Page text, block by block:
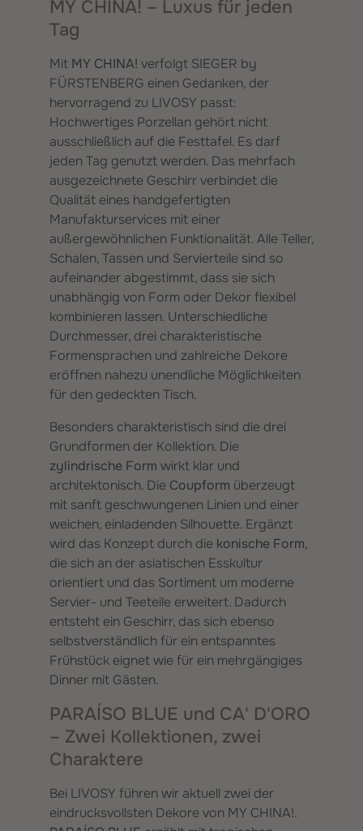
MY CHINA! – Luxus für jeden
Tag
Mit MY CHINA! verfolgt SIEGER by
FÜRSTENBERG einen Gedanken, der
hervorragend zu LIVOSY passt:
Hochwertiges Porzellan gehört nicht
ausschließlich auf die Festtafel. Es darf
jeden Tag genutzt werden. Das mehrfach
ausgezeichnete Geschirr verbindet die
Qualität eines handgefertigten
Manufakturservices mit einer
außergewöhnlichen Funktionalität. Alle Teller,
Schalen, Tassen und Servierteile sind so
aufeinander abgestimmt, dass sie sich
unabhängig von Form oder Dekor flexibel
kombinieren lassen. Unterschiedliche
Durchmesser, drei charakteristische
Formensprachen und zahlreiche Dekore
eröffnen nahezu unendliche Möglichkeiten
für den gedeckten Tisch.
Besonders charakteristisch sind die drei
Grundformen der Kollektion. Die
zylindrische Form wirkt klar und
architektonisch. Die Coupform überzeugt
mit sanft geschwungenen Linien und einer
weichen, einladenden Silhouette. Ergänzt
wird das Konzept durch die konische Form,
die sich an der asiatischen Esskultur
orientiert und das Sortiment um moderne
Servier- und Teeteile erweitert. Dadurch
entsteht ein Geschirr, das sich ebenso
selbstverständlich für ein entspanntes
Frühstück eignet wie für ein mehrgängiges
Dinner mit Gästen.
PARAÍSO BLUE und CA' D'ORO
– Zwei Kollektionen, zwei
Charaktere
Bei LIVOSY führen wir aktuell zwei der
eindrucksvollsten Dekore von MY CHINA!.